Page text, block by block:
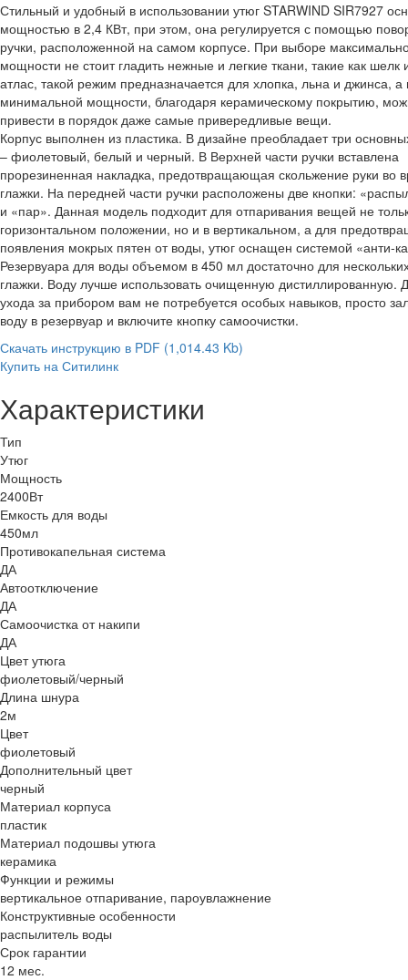
Стильный и удобный в использовании утюг STARWIND SIR7927
мощностью в 2,4 КВт, при этом, она регулируется с помощью
ручки, расположенной на самом корпусе. При выборе
мощности не стоит гладить нежные и легкие ткани, такие как шелк
атлас, такой режим предназначается для хлопка, льна и джинса, а
минимальной мощности, благодаря керамическому покрытию,
привести в порядок даже самые привередливые вещи.
Корпус выполнен из пластика. В дизайне преобладает три
– фиолетовый, белый и черный. В Верхней части ручки вставлена
прорезиненная накладка, предотвращающая скольжение руки во
глажки. На передней части ручки расположены две кнопки:
и «пар». Данная модель подходит для отпаривания вещей не
горизонтальном положении, но и в вертикальном, а для
появления мокрых пятен от воды, утюг оснащен системой «анти-
Резервуара для воды объемом в 450 мл достаточно для
глажки. Воду лучше использовать очищенную дистиллированную.
ухода за прибором вам не потребуется особых навыков, просто
воду в резервуар и включите кнопку самоочистки.
Скачать инструкцию в PDF (1,014.43 Kb)
Купить на Ситилинк
Характеристики
Тип
Утюг
Мощность
2400Вт
Емкость для воды
450мл
Противокапельная система
ДА
Автоотключение
ДА
Самоочистка от накипи
ДА
Цвет утюга
фиолетовый/черный
Длина шнура
2м
Цвет
фиолетовый
Дополнительный цвет
черный
Материал корпуса
пластик
Материал подошвы утюга
керамика
Функции и режимы
вертикальное отпаривание, пароувлажнение
Конструктивные особенности
распылитель воды
Срок гарантии
12 мес.